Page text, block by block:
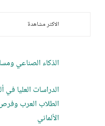
الاكثر مشاهدة
الذكاء الصناعي
الدراسات العليا في
الطلاب العرب وفرص
الألماني